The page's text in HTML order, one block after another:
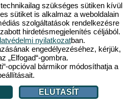
hogy mi történt a
veszett egy
magad, nyisd meg máris a
a Dinosaur Park
te
szükséges sütiken kívül
sütiket is alkalmaz a weboldalain
szolgáltatások rendelkezésre
hirdetésmegjelenítés céljából.
nyilatkozatban.
engedélyezéséhez, kérjük,
„Elfogad“-gombra.
opcióval bármikor módosíthatja a
ELUTASÍT